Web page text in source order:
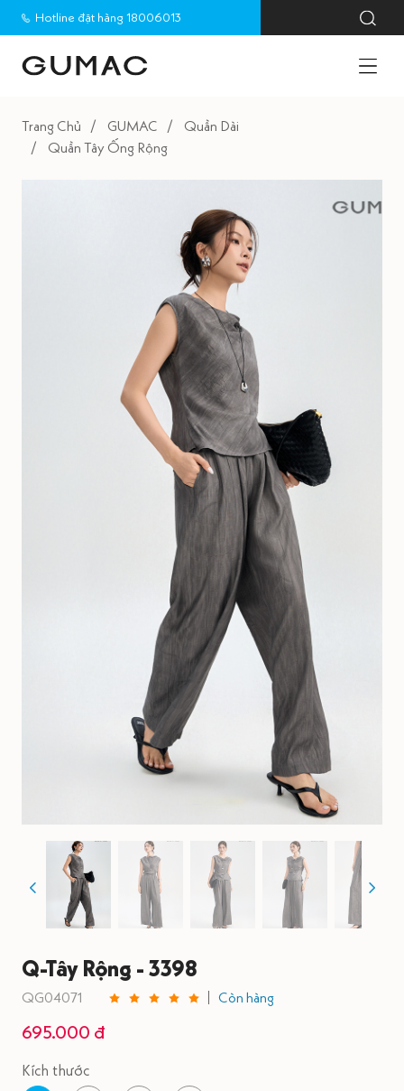
Hotline đặt hàng 18006013
Trang Chủ GUMAC
Quần Dài
Quần Tây Ống Rộng
Q-Tây Rộng - 3398
QG04071 Còn hàng
695.000 đ
Kích thước